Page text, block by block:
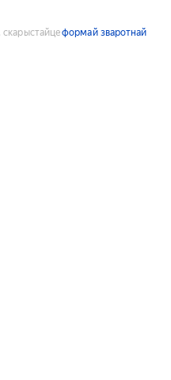
скарыстайцеформай зваротнай